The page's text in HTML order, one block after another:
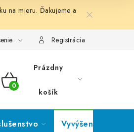
na mieru. Ďakujeme a
Registrácia
NÁKUPNÝ
Prázdny
košík
Vyvýšené záhony